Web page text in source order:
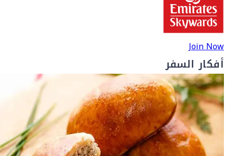
Join Now
أفكار السفر